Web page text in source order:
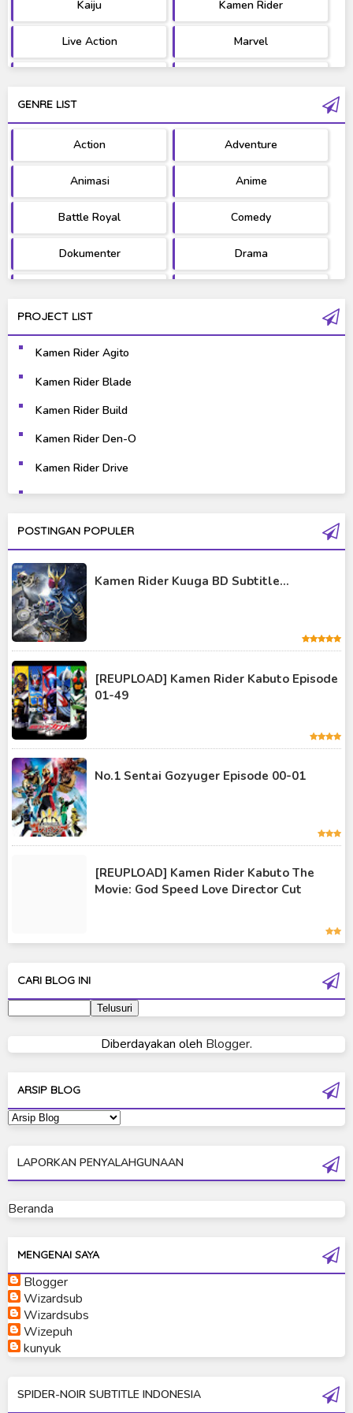
Kaiju Kamen Rider
Live Action Marvel
Ultraman West Series
GENRE LIST
Action Adventure
Animasi Anime
Battle Royal Comedy
Dokumenter Drama
Science Fiction
Super Hero
PROJECT LIST
Kamen Rider Agito
Kamen Rider Blade
Kamen Rider Build
Kamen Rider Den-O
Kamen Rider Drive
Kamen Rider Ex-Aid
Kamen Rider Fourze
Kamen Rider Gaim
Kamen Rider Geats
Kamen Rider Ghost
Kamen Rider Kabuto
Kamen Rider Kuuga
Kamen Rider OOO
Kamen Rider Revice
Kamen Rider Saber
Kamen Rider Valkyrie
Kamen Rider Vulcan
Kamen Rider W
Kamen Rider Wizard
Ultraman 80
Ultraman Cosmos
Ultraman Dyna
Ultraman Geed
Ultraman Mebius
Ultraman Neos
Ultraman Orb
Ultraman Orb Origin Saga
Ultraman Saga
POSTINGAN POPULER
Kamen Rider Kuuga BD Subtitle...
[REUPLOAD] Kamen Rider Kabuto Episode
01-49
No.1 Sentai Gozyuger Episode 00-01
[REUPLOAD] Kamen Rider Kabuto The
Movie: God Speed Love Director Cut
CARI BLOG INI
Diberdayakan oleh Blogger.
ARSIP BLOG
LAPORKAN PENYALAHGUNAAN
Beranda
MENGENAI SAYA
Blogger
Wizardsub
Wizardsubs
Wizepuh
kunyuk
SPIDER-NOIR SUBTITLE INDONESIA